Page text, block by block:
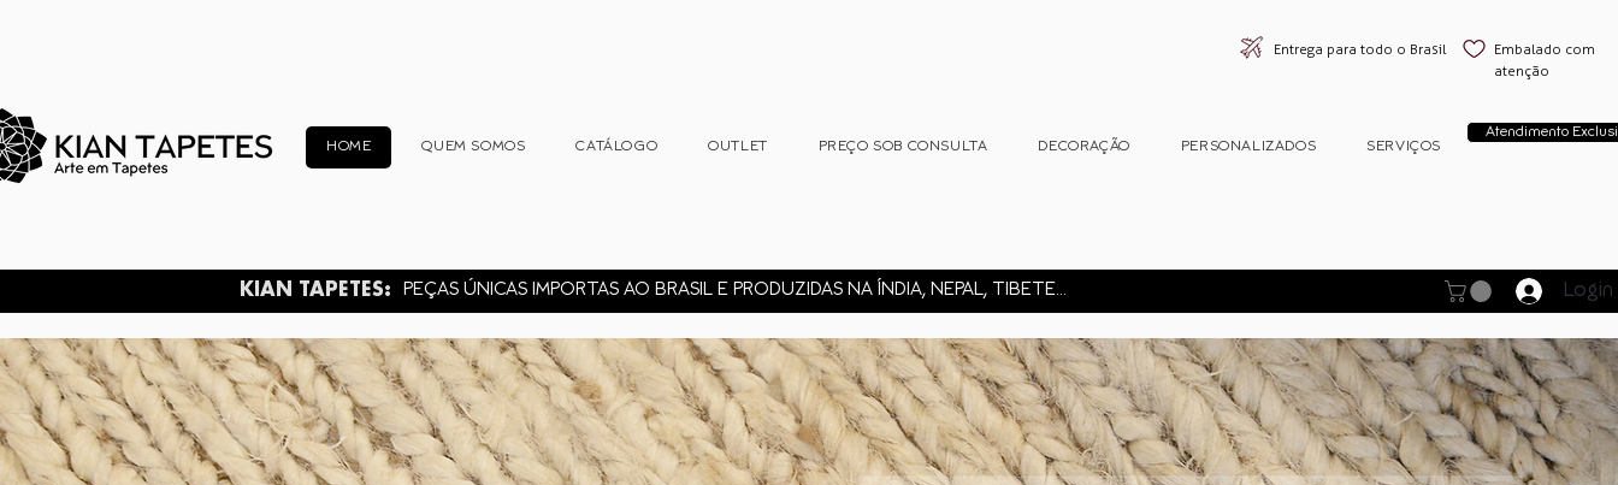
Entrega para todo o Brasil
Embalado com
atenção
HOME QUEM SOMOS CATÁLOGO OUTLET PREÇO SOB CONSULTA DECORAÇÃO PERSONALIZADOS SERVIÇOS
Atendimento
KIAN TAPETES: Login
PEÇAS ÚNICAS IMPORTAS AO BRASIL E PRODUZIDAS NA ÍNDIA, NEPAL, TIBETE...